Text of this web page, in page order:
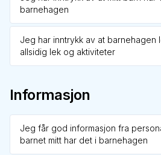
barnehagen
Jeg har inntrykk av at
allsidig lek og aktiviteter
Informasjon
Jeg får god informasjon fra
barnet mitt har det i barnehagen